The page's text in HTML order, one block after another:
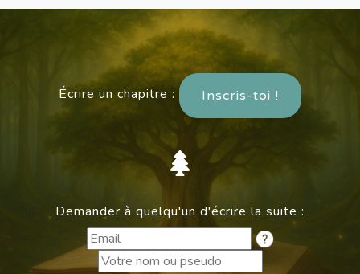
Écrire un chapitre : Inscris-toi !
Demander à quelqu'un d'écrire la suite :